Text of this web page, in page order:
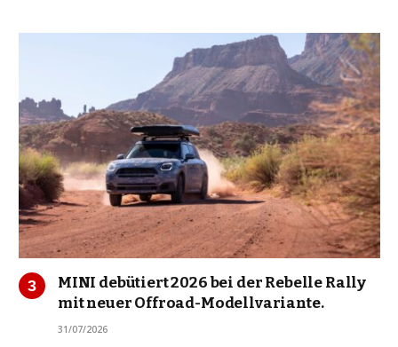
MINI debütiert 2026 bei der Rebelle Rally
mit neuer Offroad-Modellvariante.
31/07/2026